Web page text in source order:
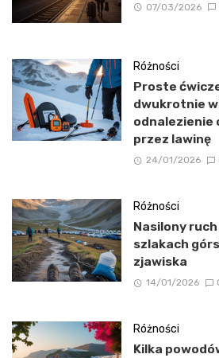
07/03/2026
Różności
Proste
dwukrotnie
odnalezienie
przez lawinę
24/01/2026
Różności
Nasilony
szlakach
zjawiska
14/01/2026
Różności
Kilka